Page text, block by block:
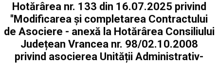
Hotărârea nr. 133 din 16.07.2025 privind
''Modificarea și completarea Contractului
de Asociere - anexă la Hotărârea Consiliului
Județean Vrancea nr. 98/02.10.2008
privind asocierea Unității Administrativ-